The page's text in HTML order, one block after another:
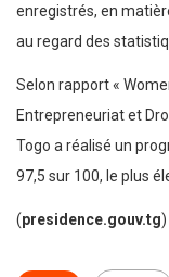
enregistrés, en
au regard des
Selon rapport «
Entrepreneuriat et
Togo a réalisé un
97,5 sur 100, le plus
(presidence.gouv.tg)